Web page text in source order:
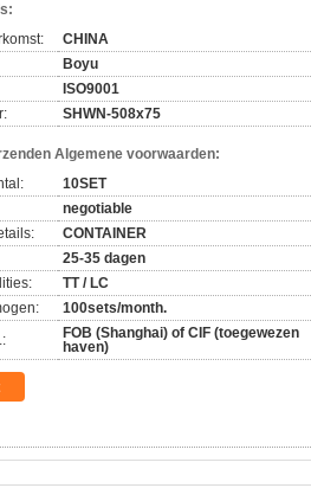
CHINA
Boyu
ISO9001
SHWN-508x75
Algemene voorwaarden:
10SET
negotiable
CONTAINER
25-35 dagen
TT / LC
100sets/month.
FOB (Shanghai) of CIF (toegewezen
haven)